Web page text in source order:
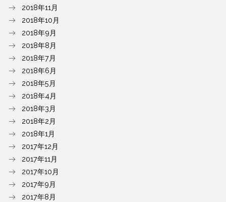
2018年11月
2018年10月
2018年9月
2018年8月
2018年7月
2018年6月
2018年5月
2018年4月
2018年3月
2018年2月
2018年1月
2017年12月
2017年11月
2017年10月
2017年9月
2017年8月